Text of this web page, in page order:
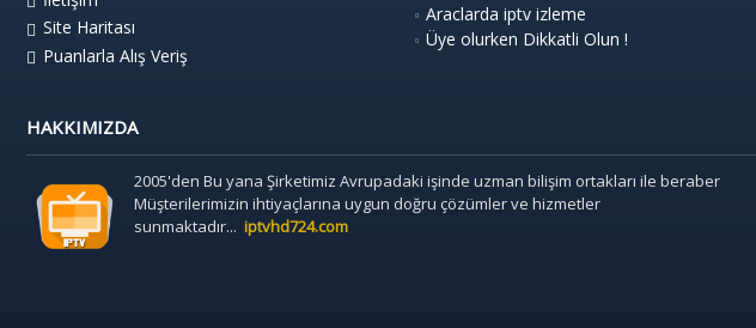
Site Haritası
Puanlarla Alış Veriş
Araclarda iptv izleme
Üye olurken Dikkatli Olun !
HAKKIMIZDA
2005'den Bu yana Şirketimiz Avrupadaki işinde uzman bilişim ortakları ile beraber
Müşterilerimizin ihtiyaçlarına uygun doğru çözümler ve hizmetler
sunmaktadır... iptvhd724.com